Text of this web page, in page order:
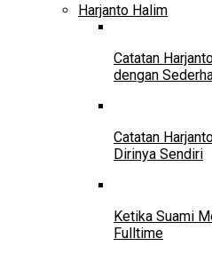
Harjanto Halim
Catatan
dengan
Catatan
Dirinya Sendiri
Ketika Suami
Fulltime